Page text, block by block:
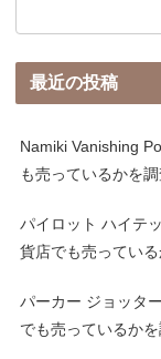
最近の投稿
Namiki Vanishing
も売っているかを
パイロット ハイテ
貨店でも売ってい
パーカー ジョッタ
でも売っているか